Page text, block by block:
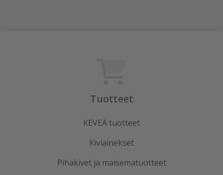
Tuotteet
KEVEÄ tuotteet
Kiviainekset
Pihakivet ja maisematuotteet